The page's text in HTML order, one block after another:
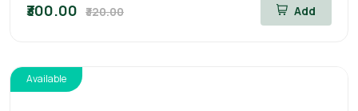
₹300.00 ₹320.00 Add
Available